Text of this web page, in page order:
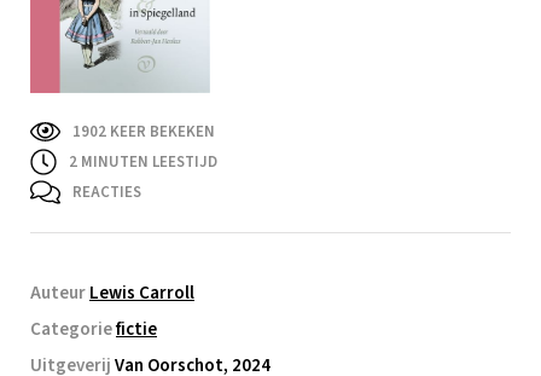
1902 KEER BEKEKEN
2 MINUTEN LEESTIJD
REACTIES
AuteurLewis Carroll
Categoriefictie
UitgeverijVan Oorschot, 2024